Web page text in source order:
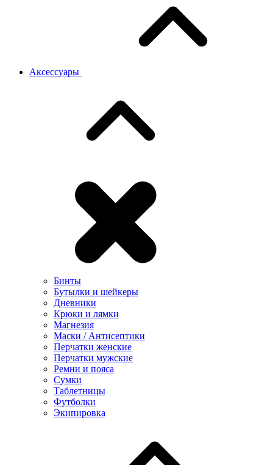
Аксессуары
Бинты
Бутылки и шейкеры
Дневники
Крюки и лямки
Магнезия
Маски / Антисептики
Перчатки женские
Перчатки мужские
Ремни и пояса
Сумки
Таблетницы
Футболки
Экипировка